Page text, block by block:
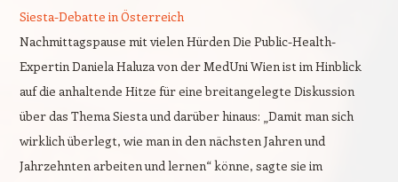
Siesta-Debatte in Österreich
Nachmittagspause mit vielen Hürden Die Public-Health-
Expertin Daniela Haluza von der MedUni Wien ist im Hinblick
auf die anhaltende Hitze für eine breitangelegte Diskussion
über das Thema Siesta und darüber hinaus: „Damit man sich
wirklich überlegt, wie man in den nächsten Jahren und
Jahrzehnten arbeiten und lernen“ könne, sagte sie im